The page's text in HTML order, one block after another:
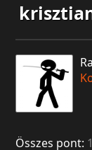
Összes pont: